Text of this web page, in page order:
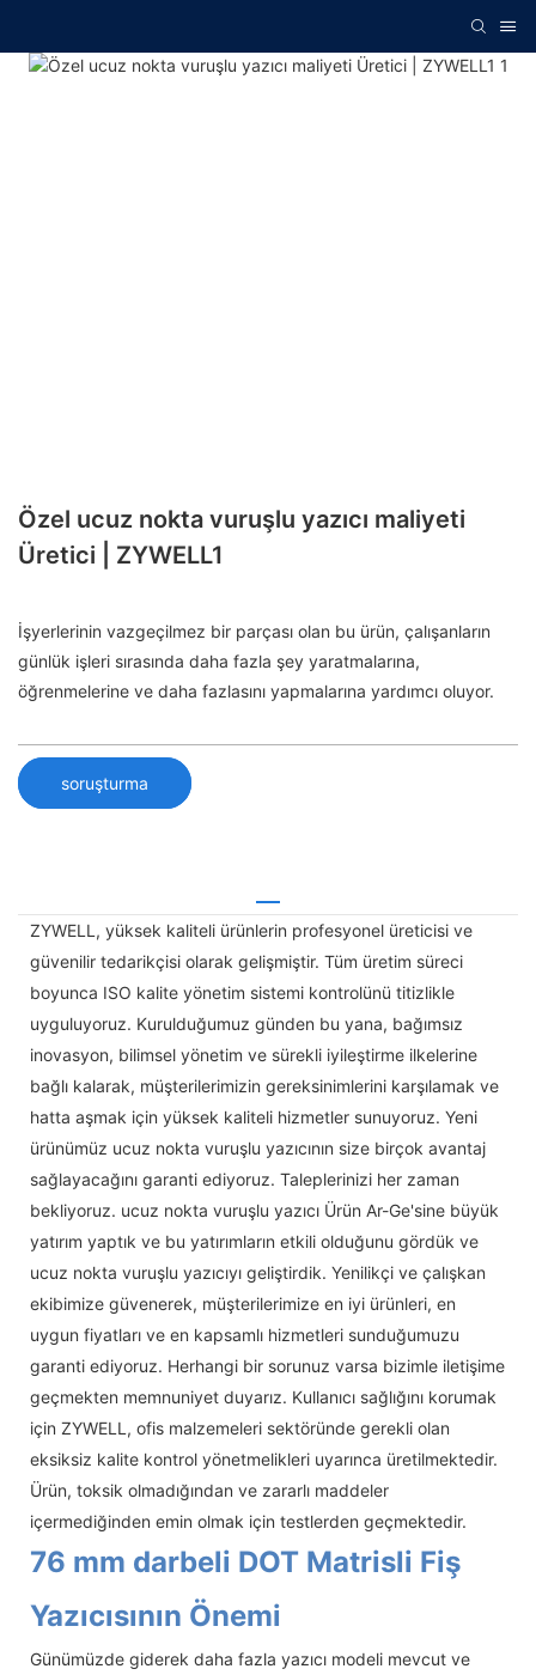
Özel ucuz nokta vuruşlu yazıcı maliyeti
Üretici | ZYWELL1
İşyerlerinin vazgeçilmez bir parçası olan bu ürün, çalışanların
günlük işleri sırasında daha fazla şey yaratmalarına,
öğrenmelerine ve daha fazlasını yapmalarına yardımcı oluyor.
soruşturma
ZYWELL, yüksek kaliteli ürünlerin profesyonel üreticisi ve
güvenilir tedarikçisi olarak gelişmiştir. Tüm üretim süreci
boyunca ISO kalite yönetim sistemi kontrolünü titizlikle
uyguluyoruz. Kurulduğumuz günden bu yana, bağımsız
inovasyon, bilimsel yönetim ve sürekli iyileştirme ilkelerine
bağlı kalarak, müşterilerimizin gereksinimlerini karşılamak ve
hatta aşmak için yüksek kaliteli hizmetler sunuyoruz. Yeni
ürünümüz ucuz nokta vuruşlu yazıcının size birçok avantaj
sağlayacağını garanti ediyoruz. Taleplerinizi her zaman
bekliyoruz. ucuz nokta vuruşlu yazıcı Ürün Ar-Ge'sine büyük
yatırım yaptık ve bu yatırımların etkili olduğunu gördük ve
ucuz nokta vuruşlu yazıcıyı geliştirdik. Yenilikçi ve çalışkan
ekibimize güvenerek, müşterilerimize en iyi ürünleri, en
uygun fiyatları ve en kapsamlı hizmetleri sunduğumuzu
garanti ediyoruz. Herhangi bir sorunuz varsa bizimle iletişime
geçmekten memnuniyet duyarız. Kullanıcı sağlığını korumak
için ZYWELL, ofis malzemeleri sektöründe gerekli olan
eksiksiz kalite kontrol yönetmelikleri uyarınca üretilmektedir.
Ürün, toksik olmadığından ve zararlı maddeler
içermediğinden emin olmak için testlerden geçmektedir.
76 mm darbeli DOT Matrisli Fiş
Yazıcısının Önemi
Günümüzde giderek daha fazla yazıcı modeli mevcut ve